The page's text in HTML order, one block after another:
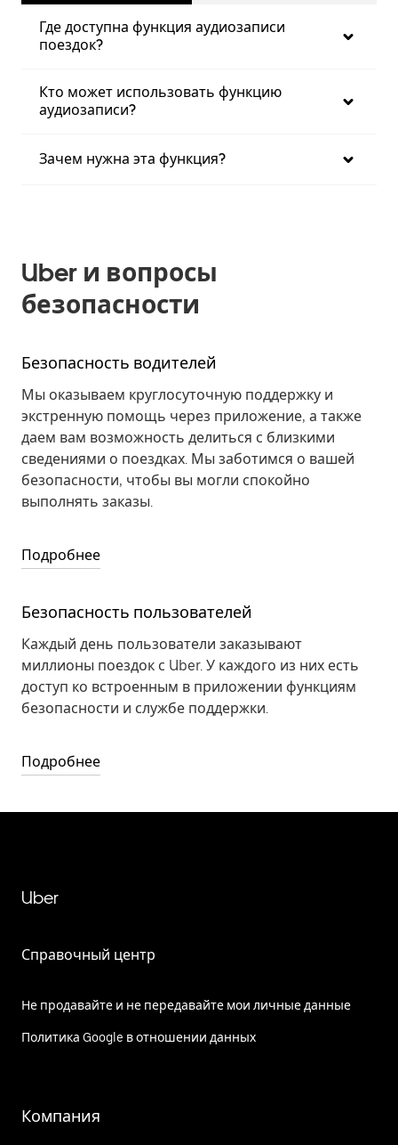
Где доступна функция аудиозаписи
поездок?
Кто может использовать функцию
аудиозаписи?
Зачем нужна эта функция?
Uber и вопросы
безопасности
Безопасность водителей
Мы оказываем круглосуточную поддержку и
экстренную помощь через приложение, а также
даем вам возможность делиться с близкими
сведениями о поездках. Мы заботимся о вашей
безопасности, чтобы вы могли спокойно
выполнять заказы.
Подробнее
Безопасность пользователей
Каждый день пользователи заказывают
миллионы поездок с Uber. У каждого из них есть
доступ ко встроенным в приложении функциям
безопасности и службе поддержки.
Подробнее
Uber
Справочный центр
Не продавайте и не передавайте мои личные данные
Политика Google в отношении данных
Компания